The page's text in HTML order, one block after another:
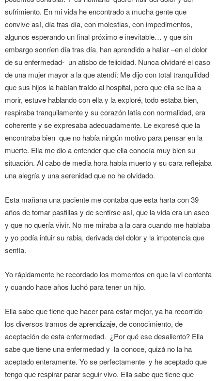
sufrimiento. En mi vida he encontrado a mucha gente que
convive así, día tras día, con molestias, con impedimentos,
algunos esperando un final próximo e inevitable… y que sin
embargo sonríen día tras día, han aprendido a hallar –en el dolor
de su enfermedad- un atisbo de felicidad. Nunca olvidaré el caso
de una mujer mayor a la que atendí: Me dijo con total tranquilidad
que sus hijos la habían traído al hospital, pero que ella se iba a
morir, estuve hablando con ella y la exploré, todo estaba bien,
respiraba tranquilamente y su corazón latía con normalidad, era
coherente y se expresaba adecuadamente. Le expresé que la
encontraba bien que no había ningún motivo para pensar en la
muerte. Ella me dio a entender que ella conocía muy bien su
situación. Al cabo de media hora había muerto y su cara reflejaba
una alegría y una serenidad que no he olvidado.
Esta mañana una paciente me contaba que esta harta con 39
años de tomar pastillas y de sentirse así, que la vida era un asco
y que no quería vivir. No me miraba a la cara cuando me hablaba
y yo podía intuir su rabia, derivada del dolor y la impotencia que
sentía.
Yo rápidamente he recordado los momentos en que la vi contenta
y cuando hace años luchó para tener un hijo.
Ella sabe que tiene que hacer para estar mejor, ya ha recorrido
los diversos tramos de aprendizaje, de conocimiento, de
aceptación de esta enfermedad. ¿Por qué ese desaliento? Ella
sabe que tiene una enfermedad y la conoce, quizá no la ha
aceptado enteramente. Yo se perfectamente y he aceptado que
tengo que respirar parar seguir vivo. Ella sabe que tiene que